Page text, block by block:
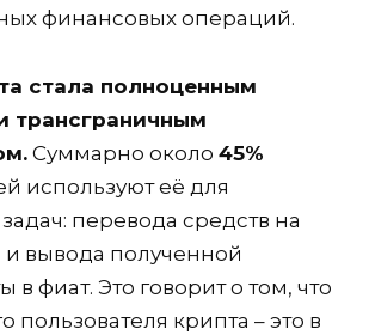
финансовых операций.
стала полноценным
трансграничным
Суммарно около 45%
используют её для
перевода средств на
вывода полученной
в фиат. Это говорит о том, что
пользователя крипта – это в